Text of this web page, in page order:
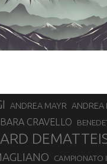
ANDREA MAYR ANDREA
CRAVELLO
CAMPIONATO